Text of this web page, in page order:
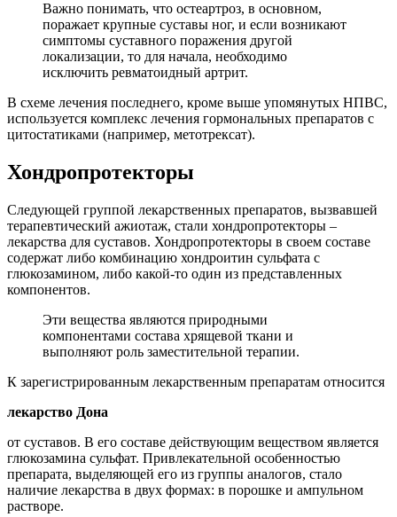
Важно понимать, что остеартроз, в основном,
поражает крупные суставы ног, и если возникают
симптомы суставного поражения другой
локализации, то для начала, необходимо
исключить ревматоидный артрит.
В схеме лечения последнего, кроме выше упомянутых НПВС,
используется комплекс лечения гормональных препаратов с
цитостатиками (например, метотрексат).
Хондропротекторы
Следующей группой лекарственных препаратов, вызвавшей
терапевтический ажиотаж, стали хондропротекторы –
лекарства для суставов. Хондропротекторы в своем составе
содержат либо комбинацию хондроитин сульфата с
глюкозамином, либо какой-то один из представленных
компонентов.
Эти вещества являются природными
компонентами состава хрящевой ткани и
выполняют роль заместительной терапии.
К зарегистрированным лекарственным препаратам относится
лекарство Дона
от суставов. В его составе действующим веществом является
глюкозамина сульфат. Привлекательной особенностью
препарата, выделяющей его из группы аналогов, стало
наличие лекарства в двух формах: в порошке и ампульном
растворе.